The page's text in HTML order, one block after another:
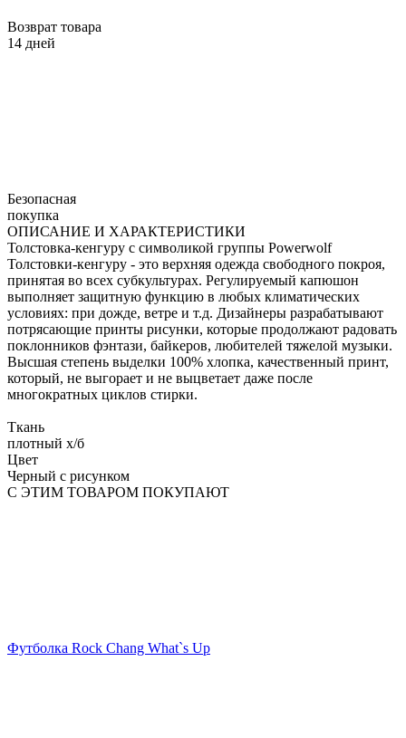
Возврат товара
14 дней
Безопасная
покупка
ОПИСАНИЕ И ХАРАКТЕРИСТИКИ
Толстовка-кенгуру с символикой группы Powerwolf
Толстовки-кенгуру - это верхняя одежда свободного покроя,
принятая во всех субкультурах. Регулируемый капюшон
выполняет защитную функцию в любых климатических
условиях: при дожде, ветре и т.д. Дизайнеры разрабатывают
потрясающие принты рисунки, которые продолжают радовать
поклонников фэнтази, байкеров, любителей тяжелой музыки.
Высшая степень выделки 100% хлопка, качественный принт,
который, не выгорает и не выцветает даже после
многократных циклов стирки.
Ткань
плотный х/б
Цвет
Черный с рисунком
С ЭТИМ ТОВАРОМ ПОКУПАЮТ
Футболка Rock Chang What`s Up